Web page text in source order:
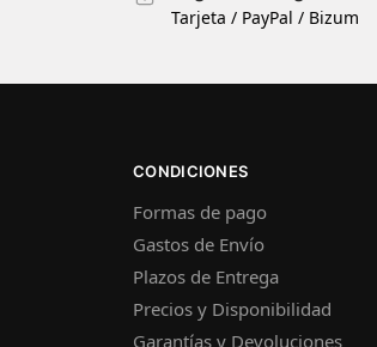
Tarjeta / PayPal / Bizum
CONDICIONES
Formas de pago
Gastos de Envío
Plazos de Entrega
Precios y Disponibilidad
Garantías y Devoluciones